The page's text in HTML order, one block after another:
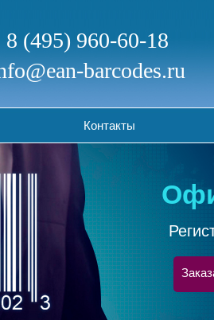
8 (495) 960-60-18
barcodes.ru
Контакты